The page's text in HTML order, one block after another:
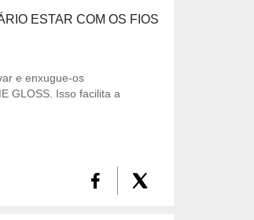
ESTAR COM OS FIOS
e enxugue-os
GLOSS. Isso facilita a